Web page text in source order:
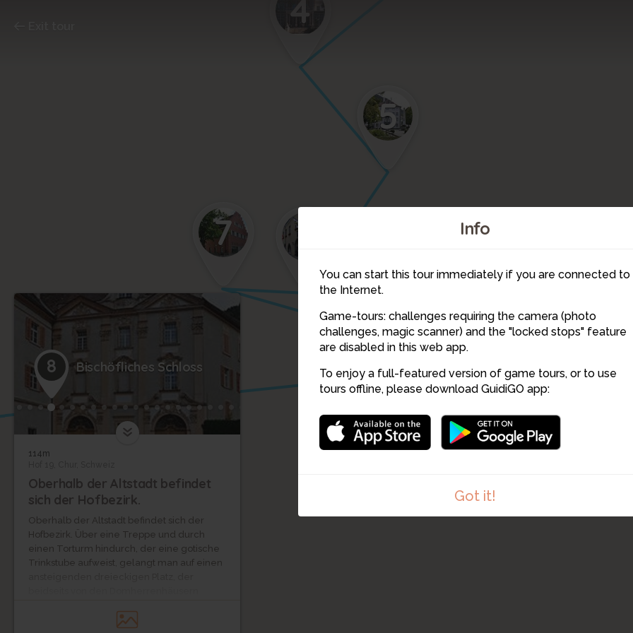
Info
You can start this tour immediately if you are connected to
the Internet.
Game-tours: challenges requiring the camera (photo
challenges, magic scanner) and the "locked stops" feature
are disabled in this web app.
To enjoy a full-featured version of game tours, or to use
tours offline, please download GuidiGO app:
Got it!
11
109
8
7 6
5
4
8 Bischöfliches Schloss
114m
Oberhalb der Altstadt befindet
sich der Hofbezirk.
Oberhalb der Altstadt befindet sich der
Hofbezirk. Über eine Treppe und durch
einen Torturm hindurch, der eine gotische
Trinkstube aufweist, gelangt man auf einen